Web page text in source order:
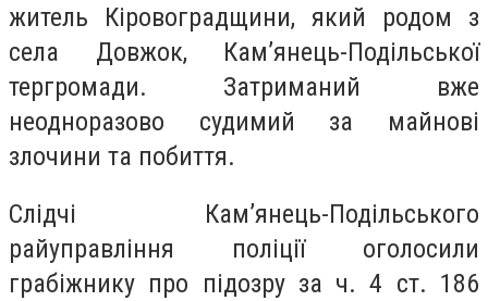
житель Кіровоградщини, який родом з
села Довжок, Кам’янець-Подільської
тергромади. Затриманий вже
неодноразово судимий за майнові
злочини та побиття.
Слідчі Кам’янець-Подільського
райуправління поліції оголосили
грабіжнику про підозру за ч. 4 ст. 186